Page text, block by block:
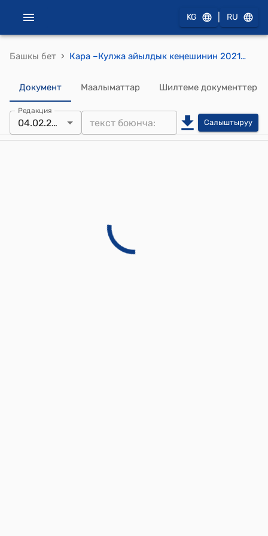
KG RU
Башкы бет › Кара –Кулжа айылдык кеңешинин 2021-жылдын 4-февралындагы № 25/5 "Кара-Кулжа Таза-Суу" муниципалдык ишканасынын 2020-жылдын жыйынтыгы менен бюджетинин аткарылышын абалы жана 2021-жылга карата бюджетинин киреше жана чыгаша бөлүгүн бекитүү жөнүндө" токтому
Документ Маалыматтар Шилтеме документтер
Редакция
04.02.2021 Салыштыруу